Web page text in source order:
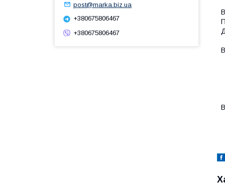
post@marka.biz.ua
+380675806467
+380675806467